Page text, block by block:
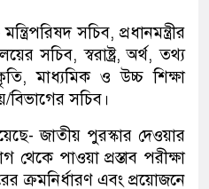
সচিব, প্রধানমন্ত্রীর
সচিব, স্বরাষ্ট্র, অর্থ, তথ্য
মাধ্যমিক ও উচ্চ শিক্ষা
বিভাগের সচিব।
জাতীয় পুরস্কার দেওয়ার
থেকে পাওয়া প্রস্তাব পরীক্ষা
ক্রমনির্ধারণ এবং প্রয়োজনে